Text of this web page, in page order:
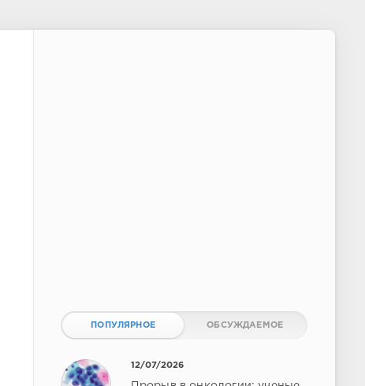
ПОПУЛЯРНОЕ ОБСУЖДАЕМОЕ
12/07/2026